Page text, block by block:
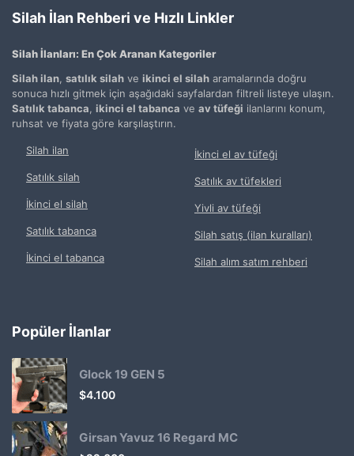
Silah İlan Rehberi ve Hızlı Linkler
Silah İlanları: En Çok Aranan Kategoriler
Silah ilan satılık silah ve ikinci el silah aramalarında doğru
sonuca hızlı gitmek için aşağıdaki sayfalardan filtreli listeye ulaşın.
Satılık tabanca ikinci el tabanca ve av tüfeği ilanlarını konum,
ruhsat ve fiyata göre karşılaştırın.
Silah ilan
Satılık silah
İkinci el silah
Satılık tabanca
İkinci el tabanca
İkinci el av tüfeği
Satılık av tüfekleri
Yivli av tüfeği
Silah satış (ilan kuralları)
Silah alım satım rehberi
Popüler İlanlar
Glock 19 GEN 5
$4.100
Girsan Yavuz 16 Regard MC